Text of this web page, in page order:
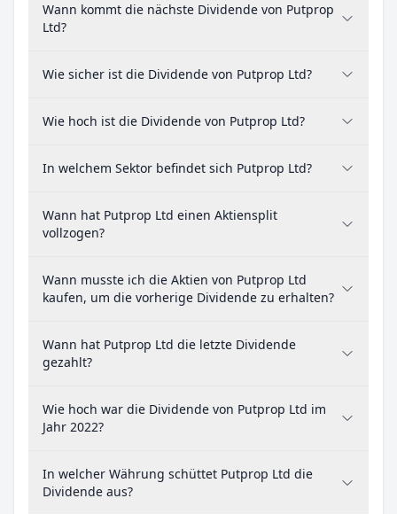
Wann kommt die nächste Dividende von Putprop
Ltd?
Wie sicher ist die Dividende von Putprop Ltd?
Wie hoch ist die Dividende von Putprop Ltd?
In welchem Sektor befindet sich Putprop Ltd?
Wann hat Putprop Ltd einen Aktiensplit
vollzogen?
Wann musste ich die Aktien von Putprop Ltd
kaufen, um die vorherige Dividende zu erhalten?
Wann hat Putprop Ltd die letzte Dividende
gezahlt?
Wie hoch war die Dividende von Putprop Ltd im
Jahr 2022?
In welcher Währung schüttet Putprop Ltd die
Dividende aus?